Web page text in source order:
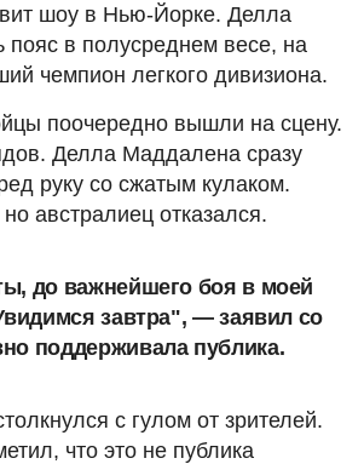
шоу в Нью-Йорке. Делла
в полусреднем весе, на
чемпион легкого дивизиона.
поочередно вышли на сцену.
Делла Маддалена сразу
руку со сжатым кулаком.
австралиец отказался.
до важнейшего боя в моей
завтра", — заявил со
поддерживала публика.
с гулом от зрителей.
что это не публика